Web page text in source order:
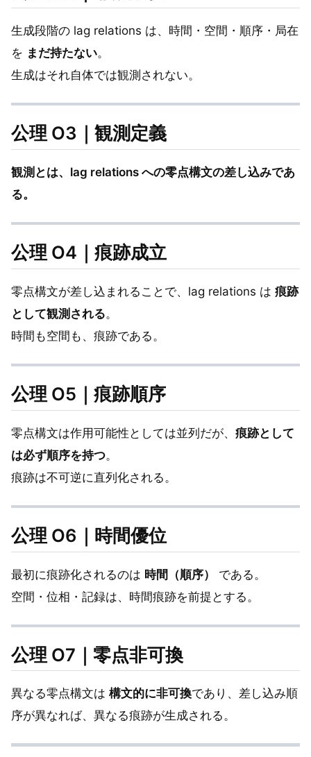
生成段階の lag relations は、時間・空間・順序・局在
を まだ持たない。
生成はそれ自体では観測されない。
公理 O3｜観測定義
観測とは、lag relations への零点構文の差し込みであ
る。
公理 O4｜痕跡成立
零点構文が差し込まれることで、lag relations は 痕跡
として観測される。
時間も空間も、痕跡である。
公理 O5｜痕跡順序
零点構文は作用可能性としては並列だが、 痕跡として
は必ず順序を持つ。
痕跡は不可逆に直列化される。
公理 O6｜時間優位
最初に痕跡化されるのは 時間（順序）
である。
空間・位相・記録は、時間痕跡を前提とする。
公理 O7｜零点非可換
異なる零点構文は 構文的に非可換であり、差し込み順
序が異なれば、異なる痕跡が生成される。